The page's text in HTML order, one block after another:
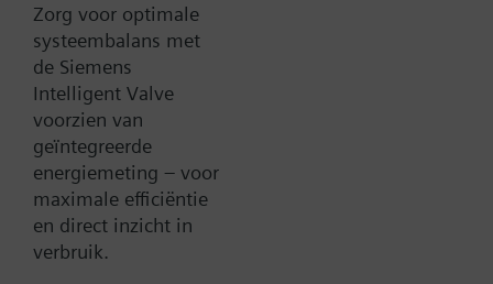
Bruto Prijs
Type:
Artikel-Nr.:
Garantie:
Productgroep:
Toevoegen aan winkelwagen
Zorg voor optimale
systeembalans met
de Siemens
Intelligent Valve
voorzien van
geïntegreerde
energiemeting – voor
maximale efficiëntie
en direct inzicht in
verbruik.